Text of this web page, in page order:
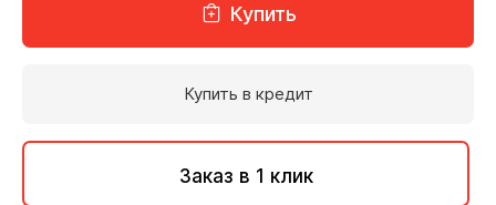
Купить
Купить в кредит
Заказ в 1 клик